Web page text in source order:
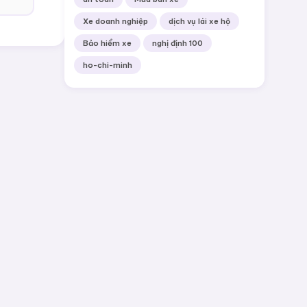
Xe doanh nghiệp dịch vụ lái xe hộ
Bảo hiểm xe nghị định 100
ho-chi-minh